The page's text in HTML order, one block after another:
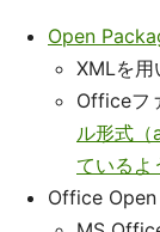
Open
XMLを用
Officeフ
ル形式
ているよ
Office Open